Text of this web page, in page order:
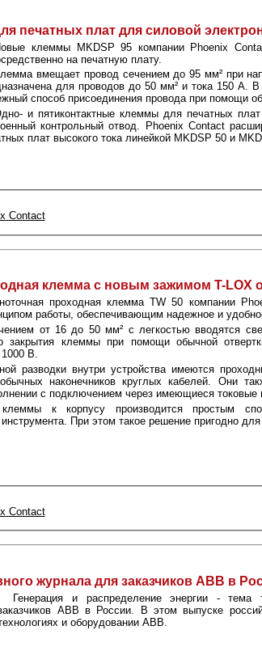
печатных плат для силовой
клеммы MKDSP 95 компании Phoenix
на печатную плату.
вмещает провод сечением до 95 мм² при
для проводов до 50 мм² и тока 150 A.
способ присоединения провода при помощи
и пятиконтактные клеммы для печатных
контрольный отвод. Phoenix Contact
плат высокого тока линейкой MKDSP 50 и
Contact
клемма с новым зажимом T-LOX
проходная клемма TW 50 компании
работы, обеспечивающим надежное и
от 16 до 50 мм² с легкостью вводятся
закрытия клеммы при помощи обычной
В.
разводки внутри устройства имеются
наконечников круглых кабелей. Они
с подключением через имеющиеся токовые
клеммы к корпусу производится простым
При этом такое решение пригодно
Contact
журнала для заказчиков АВВ в
Генерация и распределение энергии - тема
АВВ в России. В этом выпуске
и оборудовании АВВ.